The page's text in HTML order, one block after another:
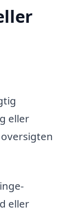
eller
eller